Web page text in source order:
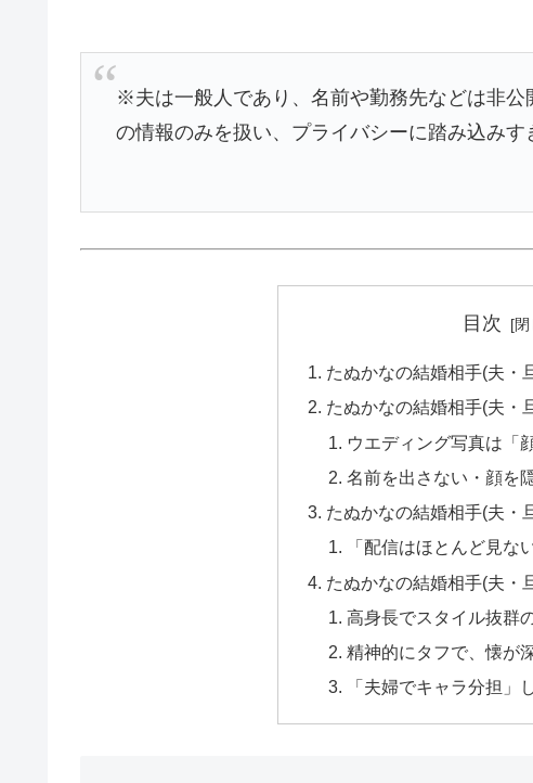
※夫は一般人であり、名前や勤務先などは非
の情報のみを扱い、プライバシーに踏み込みす
目次
たぬかなの結婚相手(夫・
たぬかなの結婚相手(夫・
ウエディング写真は「
名前を出さない・顔を
たぬかなの結婚相手(夫・
「配信はほとんど見な
たぬかなの結婚相手(夫・
高身長でスタイル抜群
精神的にタフで、懐が
「夫婦でキャラ分担」